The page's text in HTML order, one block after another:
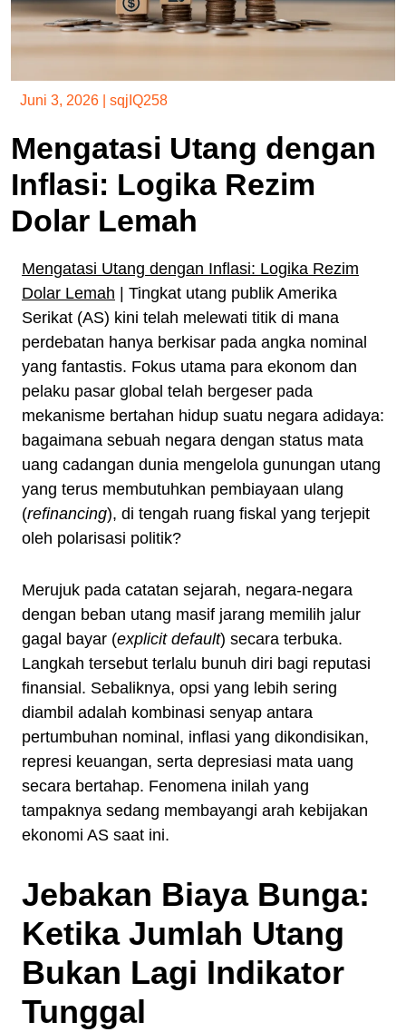
Juni 3, 2026 sqjIQ258
Mengatasi Utang dengan
Inflasi: Logika Rezim
Dolar Lemah
Mengatasi Utang dengan Inflasi: Logika Rezim
Dolar Lemah | Tingkat utang publik Amerika
Serikat (AS) kini telah melewati titik di mana
perdebatan hanya berkisar pada angka nominal
yang fantastis. Fokus utama para ekonom dan
pelaku pasar global telah bergeser pada
mekanisme bertahan hidup suatu negara adidaya:
bagaimana sebuah negara dengan status mata
uang cadangan dunia mengelola gunungan utang
yang terus membutuhkan pembiayaan ulang
(refinancing), di tengah ruang fiskal yang terjepit
oleh polarisasi politik?
Merujuk pada catatan sejarah, negara-negara
dengan beban utang masif jarang memilih jalur
gagal bayar (explicit default) secara terbuka.
Langkah tersebut terlalu bunuh diri bagi reputasi
finansial. Sebaliknya, opsi yang lebih sering
diambil adalah kombinasi senyap antara
pertumbuhan nominal, inflasi yang dikondisikan,
represi keuangan, serta depresiasi mata uang
secara bertahap. Fenomena inilah yang
tampaknya sedang membayangi arah kebijakan
ekonomi AS saat ini.
Jebakan Biaya Bunga:
Ketika Jumlah Utang
Bukan Lagi Indikator
Tunggal